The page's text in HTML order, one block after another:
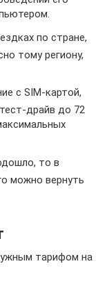
по стране,
тому региону,
с SIM-картой,
драйв до 72
то в
можно вернуть
тарифом на